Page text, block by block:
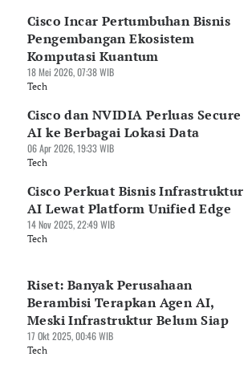
Cisco Incar Pertumbuhan Bisnis
Pengembangan Ekosistem
Komputasi Kuantum
18 Mei 2026, 07:38 WIB
Tech
Cisco dan NVIDIA Perluas Secure
AI ke Berbagai Lokasi Data
06 Apr 2026, 19:33 WIB
Tech
Cisco Perkuat Bisnis Infrastruktur
AI Lewat Platform Unified Edge
14 Nov 2025, 22:49 WIB
Tech
Riset: Banyak Perusahaan
Berambisi Terapkan Agen AI,
Meski Infrastruktur Belum Siap
17 Okt 2025, 00:46 WIB
Tech